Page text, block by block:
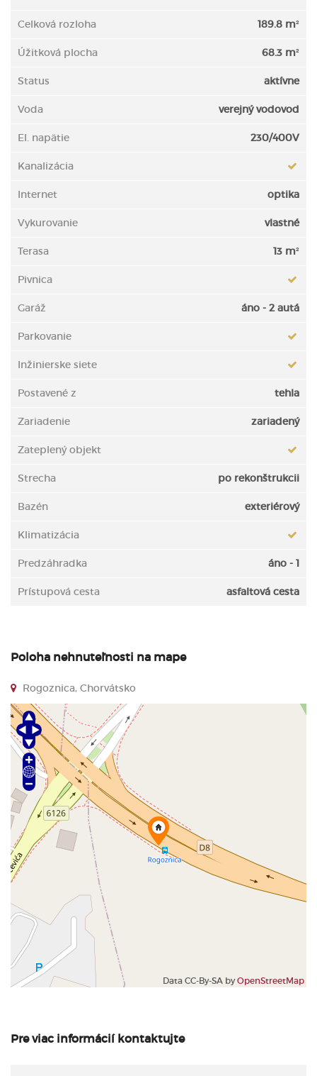
Celková rozloha 189.8 m²
Úžitková plocha 68.3 m²
Status aktívne
Voda verejný vodovod
El. napätie 230/400V
Kanalizácia
Internet optika
Vykurovanie vlastné
Terasa 13 m²
Pivnica
Garáž áno - 2 autá
Parkovanie
Inžinierske siete
Postavené z tehla
Zariadenie zariadený
Zateplený objekt
Strecha po rekonštrukcii
Bazén exteriérový
Klimatizácia
Predzáhradka áno - 1
Prístupová cesta asfaltová cesta
Poloha nehnuteľnosti na mape
Rogoznica, Chorvátsko
Data CC-By-SA byOpenStreetMap
Pre viac informácií kontaktujte